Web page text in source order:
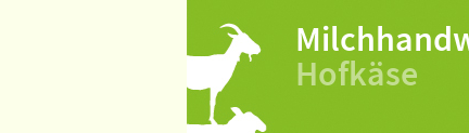
Hofkäse